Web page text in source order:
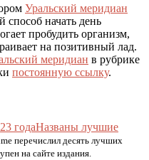
Уральский меридиан
начать день
пробудить организм,
на позитивный лад.
меридиан в рубрике
постоянную ссылку.
Названы лучшие
перечислил десять лучших
на сайте издания.